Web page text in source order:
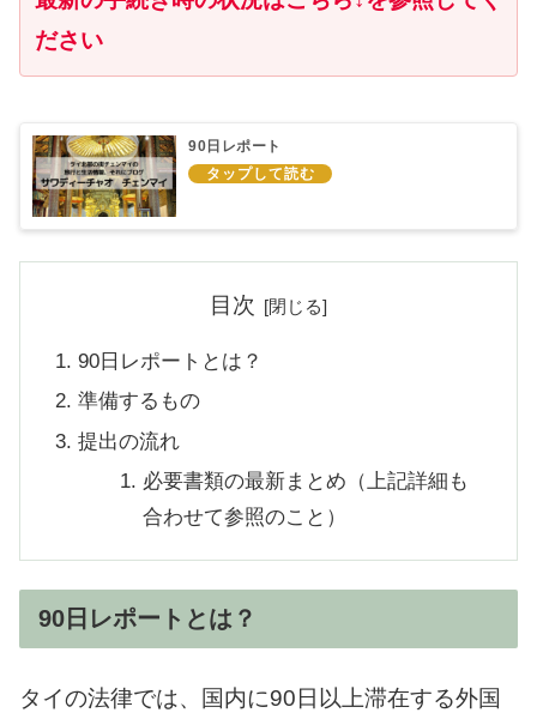
ださい
90日レポート
目次
90日レポートとは？
準備するもの
提出の流れ
必要書類の最新まとめ（上記詳細も
合わせて参照のこと）
90日レポートとは？
タイの法律では、国内に90日以上滞在する外国